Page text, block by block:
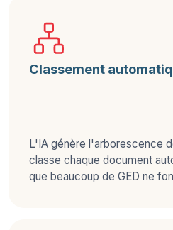
Classement
L'IA génère l'arborescence
classe chaque document
que beaucoup de GED ne